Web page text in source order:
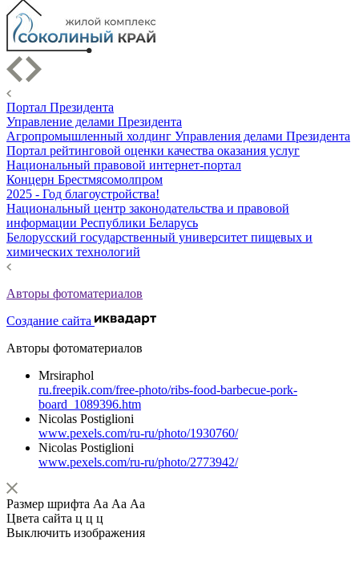
Портал Президента
Управление делами Президента
Агропромышленный холдинг Управления делами Президента
Портал рейтинговой оценки качества оказания услуг
Национальный правовой интернет-портал
Концерн Брестмясомолпром
2025 - Год благоустройства!
Национальный центр законодательства и правовой
информации Республики Беларусь
Белорусский государственный университет пищевых и
химических технологий
Авторы фотоматериалов
Создание сайта
Авторы фотоматериалов
Mrsiraphol
ru.freepik.com/free-photo/ribs-food-barbecue-pork-
board_1089396.htm
Nicolas Postiglioni
www.pexels.com/ru-ru/photo/1930760/
Nicolas Postiglioni
www.pexels.com/ru-ru/photo/2773942/
Размер шрифта Аа Аа Аа
Цвета сайта ц ц ц
Выключить изображения